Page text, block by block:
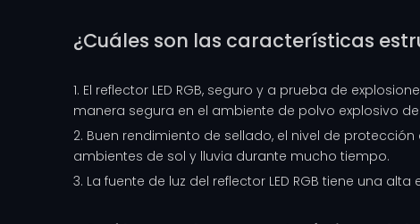
¿Cuáles son las características
1. El reflector LED RGB, seguro y a prueba de
manera segura en el ambiente de polvo explosivo de
2. Buen rendimiento de sellado, el nivel de
ambientes de sol y lluvia durante mucho tiempo.
3. La fuente de luz del reflector LED RGB tiene una